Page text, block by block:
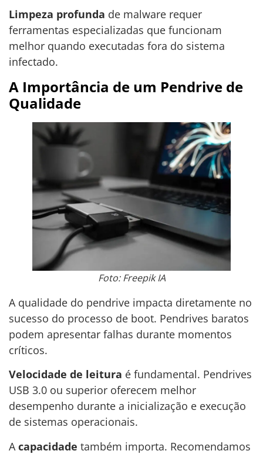
Limpeza profunda de malware requer
ferramentas especializadas que funcionam
melhor quando executadas fora do sistema
infectado.
A Importância de um Pendrive de
Qualidade
Foto: Freepik IA
A qualidade do pendrive impacta diretamente no
sucesso do processo de boot. Pendrives baratos
podem apresentar falhas durante momentos
críticos.
Velocidade de leitura é fundamental. Pendrives
USB 3.0 ou superior oferecem melhor
desempenho durante a inicialização e execução
de sistemas operacionais.
A capacidade também importa. Recomendamos